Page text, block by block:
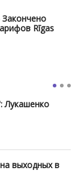
Rīgas
Лукашенко
выходных в